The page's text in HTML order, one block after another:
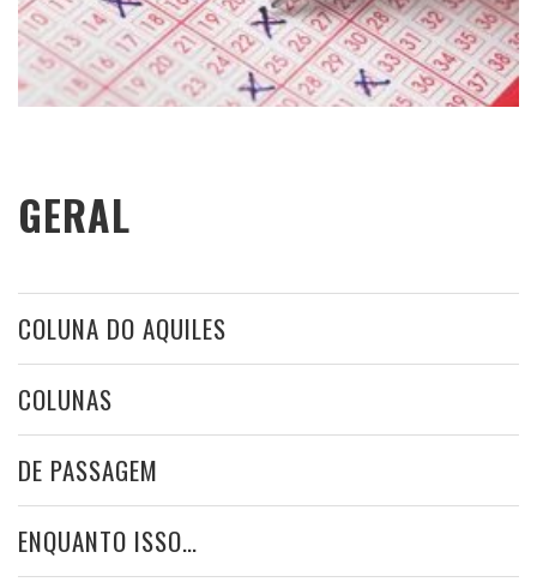
GERAL
COLUNA DO AQUILES
COLUNAS
DE PASSAGEM
ENQUANTO ISSO…